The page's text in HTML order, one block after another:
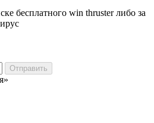
бесплатного win thruster либо за